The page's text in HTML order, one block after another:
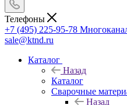
Телефоны
+7 (495) 225-95-78
sale@ktnd.ru
Каталог
Назад
Каталог
Сварочные
Назад